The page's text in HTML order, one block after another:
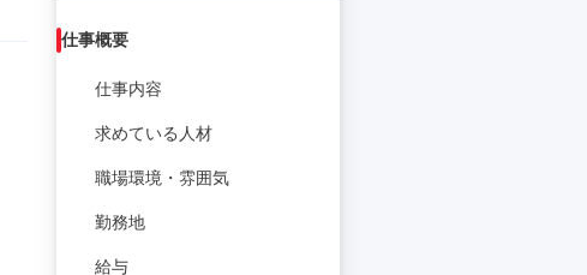
仕事概要
仕事内容
求めている人材
職場環境・雰囲気
勤務地
給与